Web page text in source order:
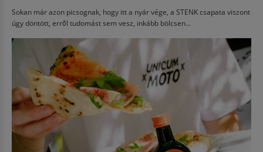
Sokan már azon picsognak, hogy itt a nyár vége, a STENK csapata viszont
úgy döntött, erről tudomást sem vesz, inkább bölcsen...